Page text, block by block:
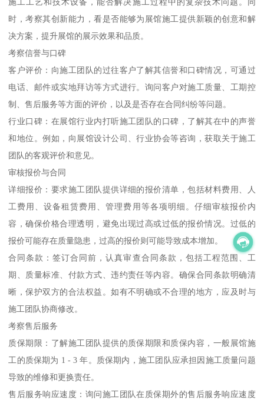
时，考察其创新能力，看是否能够为展馆施工提供新颖的创意和解
决方案，提升展馆的展示效果和品质。
考察信誉与口碑
客户评价：向施工团队的过往客户了解其信誉和口碑情况，可通过
电话、邮件或实地拜访等方式进行。询问客户对施工质量、工期控
制、售后服务等方面的评价，以及是否存在合同纠纷等问题。
行业口碑：在展馆行业内打听施工团队的口碑，了解其在中的声誉
和地位。例如，向展馆设计公司、行业协会等咨询，获取关于施工
团队的客观评价和意见。
审核报价与合同
详细报价：要求施工团队提供详细的报价清单，包括材料费用、人
工费用、设备租赁费用、管理费用等各项明细。仔细审核报价内
容，确保价格合理透明，避免出现过高或过低的报价情况。过低的
报价可能存在质量隐患，过高的报价则可能导致成本增加。
合同条款：签订合同前，认真审查合同条款，包括工程范围、工
期、质量标准、付款方式、违约责任等内容。确保合同条款明确清
晰，保护双方的合法权益。如有不明确或不合理的地方，应及时与
施工团队协商修改。
考察售后服务
质保期限：了解施工团队提供的质保期限和质保内容，一般展馆施
工的质保期为 1 - 3 年。质保期内，施工团队应承担因施工质量问题
导致的维修和更换责任。
售后服务响应速度：询问施工团队在质保期外的售后服务响应速度